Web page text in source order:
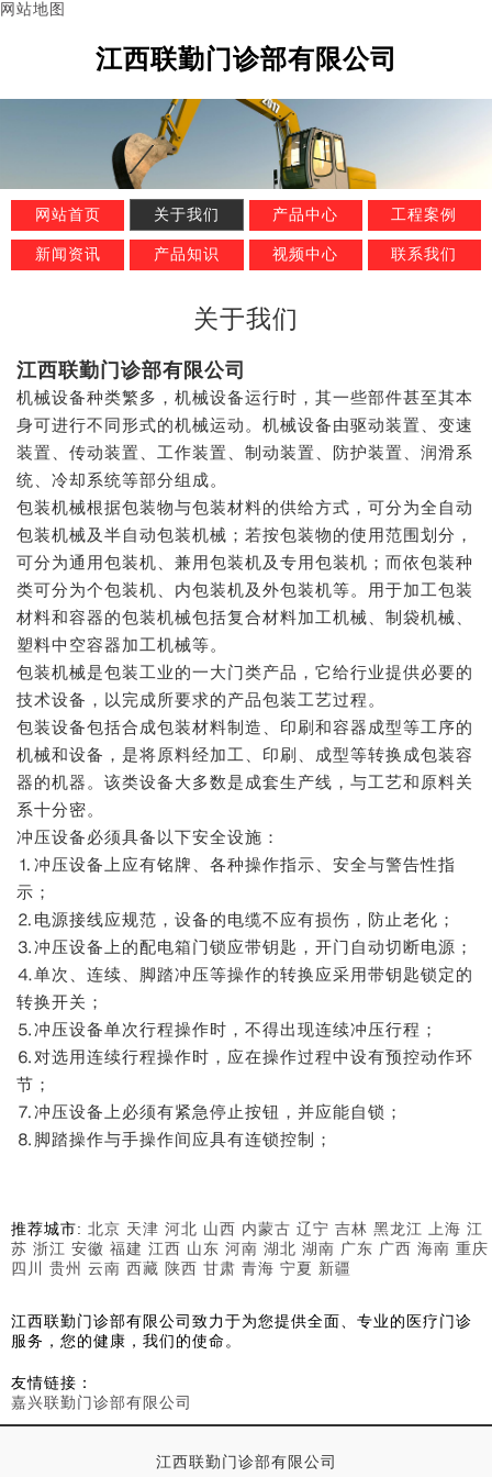
网站地图
江西联勤门诊部有限公司
网站首页 关于我们 产品中心 工程案例
新闻资讯 产品知识 视频中心 联系我们
关于我们
江西联勤门诊部有限公司
机械设备种类繁多，机械设备运行时，其一些部件甚至其本
身可进行不同形式的机械运动。机械设备由驱动装置、变速
装置、传动装置、工作装置、制动装置、防护装置、润滑系
统、冷却系统等部分组成。
包装机械根据包装物与包装材料的供给方式，可分为全自动
包装机械及半自动包装机械；若按包装物的使用范围划分，
可分为通用包装机、兼用包装机及专用包装机；而依包装种
类可分为个包装机、内包装机及外包装机等。用于加工包装
材料和容器的包装机械包括复合材料加工机械、制袋机械、
塑料中空容器加工机械等。
包装机械是包装工业的一大门类产品，它给行业提供必要的
技术设备，以完成所要求的产品包装工艺过程。
包装设备包括合成包装材料制造、印刷和容器成型等工序的
机械和设备，是将原料经加工、印刷、成型等转换成包装容
器的机器。该类设备大多数是成套生产线，与工艺和原料关
系十分密。
冲压设备必须具备以下安全设施：
⒈冲压设备上应有铭牌、各种操作指示、安全与警告性指
示；
⒉电源接线应规范，设备的电缆不应有损伤，防止老化；
⒊冲压设备上的配电箱门锁应带钥匙，开门自动切断电源；
⒋单次、连续、脚踏冲压等操作的转换应采用带钥匙锁定的
转换开关；
⒌冲压设备单次行程操作时，不得出现连续冲压行程；
⒍对选用连续行程操作时，应在操作过程中设有预控动作环
节；
⒎冲压设备上必须有紧急停止按钮，并应能自锁；
⒏脚踏操作与手操作间应具有连锁控制；
推荐城市: 北京 天津 河北 山西 内蒙古 辽宁 吉林 黑龙江 上海 江
苏 浙江 安徽 福建 江西 山东 河南 湖北 湖南 广东 广西 海南 重庆
四川
贵州 云南 西藏 陕西 甘肃 青海 宁夏 新疆
江西联勤门诊部有限公司致力于为您提供全面、专业的医疗门诊
服务，您的健康，我们的使命。
友情链接：
嘉兴联勤门诊部有限公司
江西联勤门诊部有限公司